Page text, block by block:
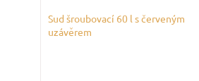
Sud šroubovací 60 l s červeným
uzávěrem